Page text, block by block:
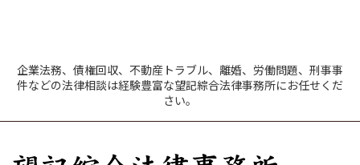
企業法務、債権回収、不動産トラブル、離婚、労働問題、刑事事
件などの法律相談は経験豊富な望記綜合法律事務所にお任せくだ
さい。